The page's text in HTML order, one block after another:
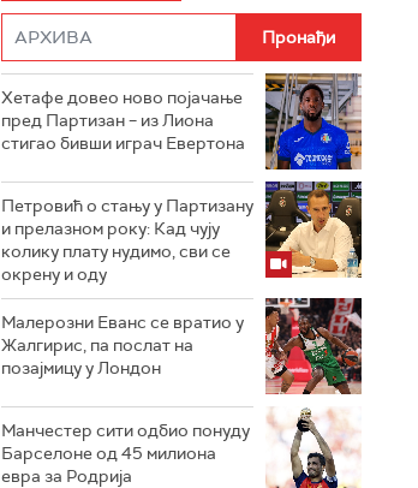
Хетафе довео ново појачање
пред Партизан – из Лиона
стигао бивши играч Евертона
Петровић о стању у Партизану
и прелазном року: Кад чују
колику плату нудимо, сви се
окрену и оду
Малерозни Еванс се вратио у
Жалгирис, па послат на
позајмицу у Лондон
Манчестер сити одбио понуду
Барселоне од 45 милиона
евра за Родрија